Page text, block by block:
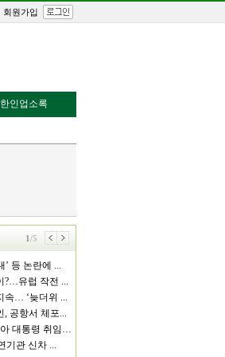
회원가입
한인업소록